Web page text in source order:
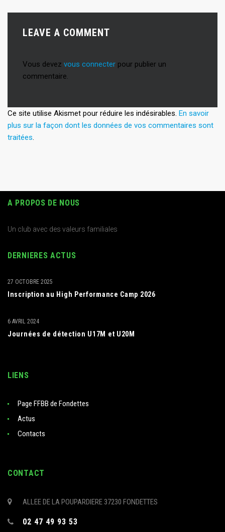
LEAVE A COMMENT
Vous devez vous connecter pour publier un
commentaire.
Ce site utilise Akismet pour réduire les indésirables. En savoir
plus sur la façon dont les données de vos commentaires sont
traitées.
A PROPOS DE NOUS
Un club avec des valeurs familiales
DERNIERES ACTUS
Inscription au High Performance Camp 2026
27 OCTOBRE 2025
Journées de détection U17M et U20M
6 AVRIL 2024
LIENS
Page FFBB de Fondettes
Actus
Contacts
CONTACT
ALLEE DE LA POUPARDIERE 37230 FONDETTES
02 47 49 93 53